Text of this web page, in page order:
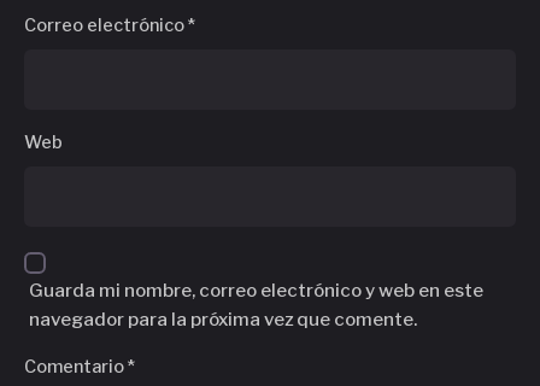
Correo electrónico*
Web
Guarda mi nombre, correo electrónico y web en este
navegador para la próxima vez que comente.
Comentario*